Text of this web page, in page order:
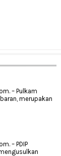
– Pulkam
merupakan
– PDIP